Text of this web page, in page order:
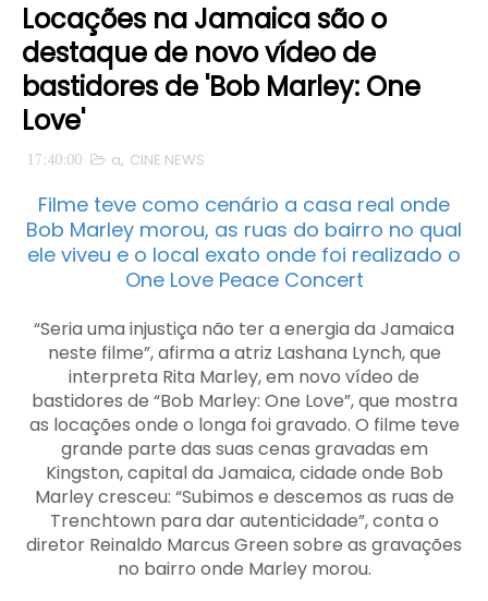
Locações na Jamaica são o
destaque de novo vídeo de
bastidores de 'Bob Marley: One
Love'
17:40:00 a, CINE NEWS
Filme teve como cenário a casa real onde
Bob Marley morou, as ruas do bairro no qual
ele viveu e o local exato onde foi realizado o
One Love Peace Concert
“Seria uma injustiça não ter a energia da Jamaica
neste filme”, afirma a atriz Lashana Lynch, que
interpreta Rita Marley, em novo vídeo de
bastidores de “Bob Marley: One Love”, que mostra
as locações onde o longa foi gravado. O filme teve
grande parte das suas cenas gravadas em
Kingston, capital da Jamaica, cidade onde Bob
Marley cresceu: “Subimos e descemos as ruas de
Trenchtown para dar autenticidade”, conta o
diretor Reinaldo Marcus Green sobre as gravações
no bairro onde Marley morou.